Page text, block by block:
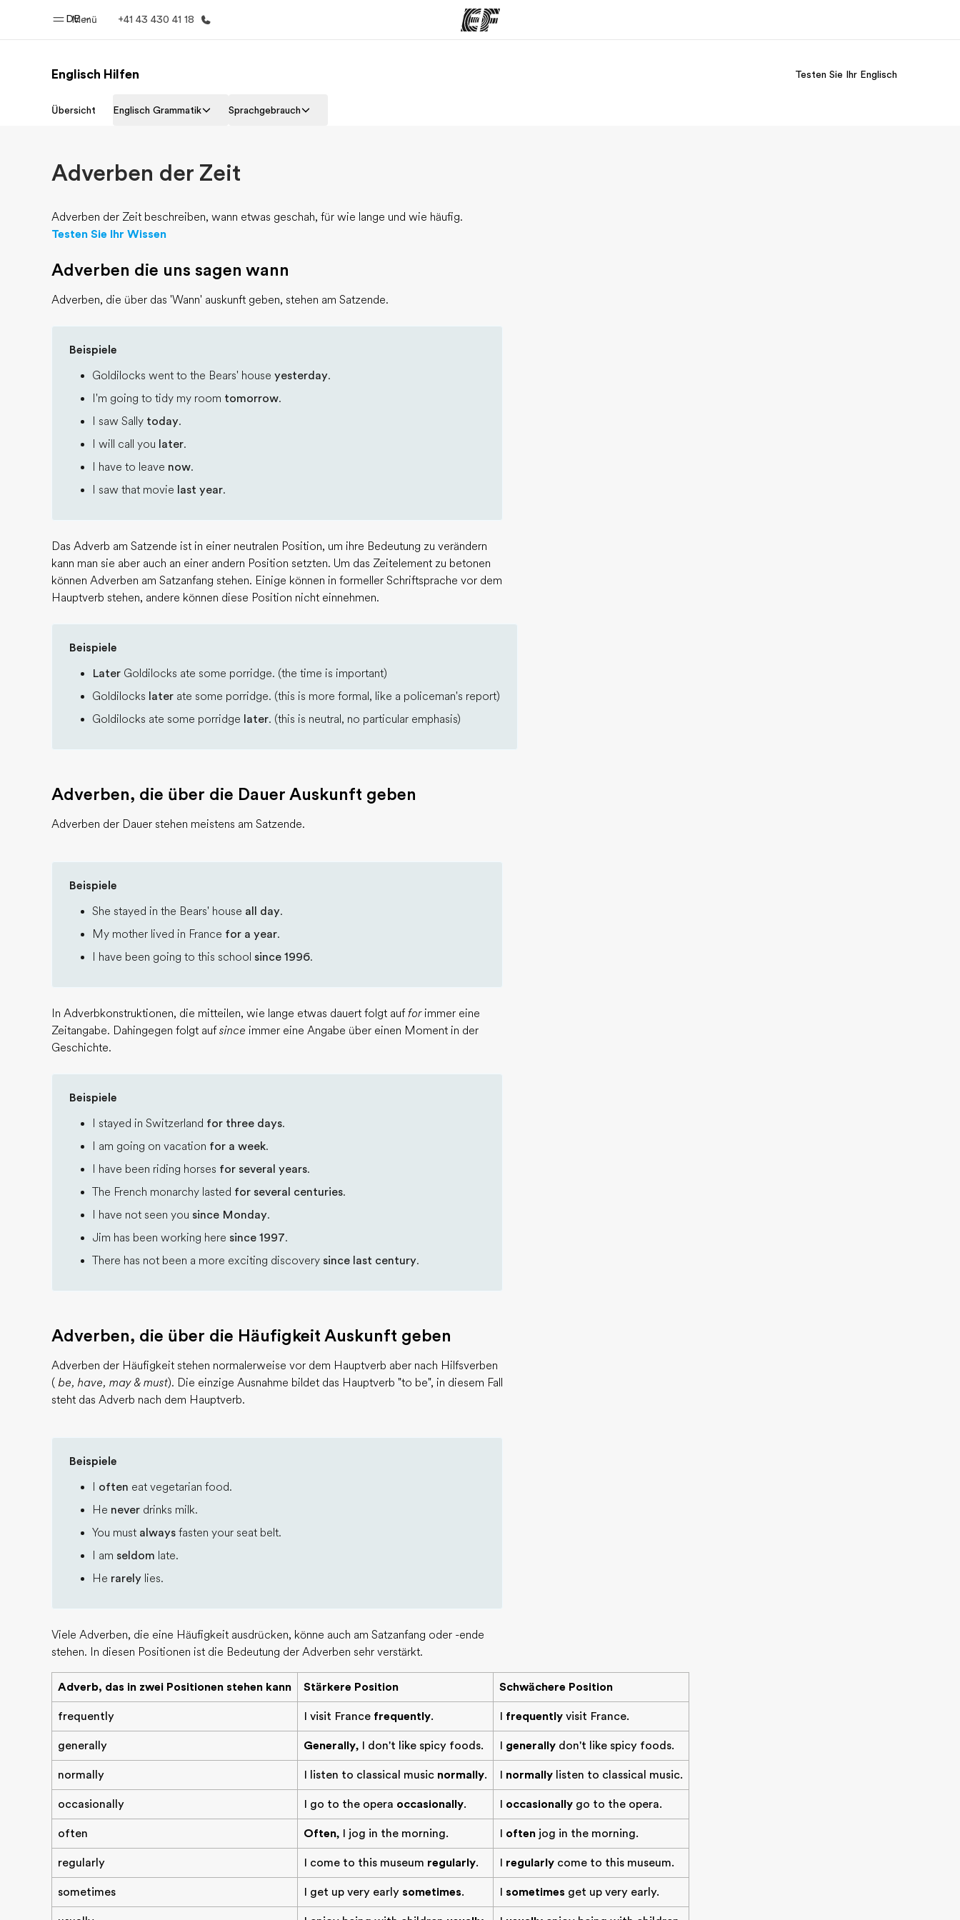
Menü
DE +41 43 430 41 18
Home Programme
Englisch Hilfen Testen Sie Ihr Englisch
Übersicht Englisch Grammatik Sprachgebrauch
Adverben der Zeit
Adverben der Zeit beschreiben, wann etwas geschah, für wie lange und wie häufig.
Testen Sie Ihr Wissen
Adverben die uns sagen wann
Adverben, die über das 'Wann' auskunft geben, stehen am Satzende.
Beispiele
Goldilocks went to the Bears' house yesterday.
I'm going to tidy my room tomorrow.
I saw Sally today.
I will call you later.
I have to leave now.
I saw that movie last year.
Das Adverb am Satzende ist in einer neutralen Position, um ihre Bedeutung zu verändern
kann man sie aber auch an einer andern Position setzten. Um das Zeitelement zu betonen
können Adverben am Satzanfang stehen. Einige können in formeller Schriftsprache vor dem
Hauptverb stehen, andere können diese Position nicht einnehmen.
Beispiele
Later Goldilocks ate some porridge. (the time is important)
Goldilocks later ate some porridge. (this is more formal, like a policeman's report)
Goldilocks ate some porridge later. (this is neutral, no particular emphasis)
Adverben, die über die Dauer Auskunft geben
Adverben der Dauer stehen meistens am Satzende.
Beispiele
She stayed in the Bears' house all day.
My mother lived in France for a year.
I have been going to this school since 1996.
In Adverbkonstruktionen, die mitteilen, wie lange etwas dauert folgt aufforimmer eine
Zeitangabe. Dahingegen folgt aufsince immer eine Angabe über einen Moment in der
Geschichte.
Beispiele
I stayed in Switzerland for three days.
I am going on vacation for a week.
I have been riding horses for several years.
The French monarchy lasted for several centuries.
I have not seen you since Monday.
Jim has been working here since 1997.
There has not been a more exciting discovery since last century.
Adverben, die über die Häufigkeit Auskunft geben
Adverben der Häufigkeit stehen normalerweise vor dem Hauptverb aber nach Hilfsverben
( be, have, may & must). Die einzige Ausnahme bildet das Hauptverb "to be", in diesem Fall
steht das Adverb nach dem Hauptverb.
Beispiele
often eat vegetarian food.
He never drinks milk.
You must always fasten your seat belt.
I am seldom late.
He rarely lies.
Viele Adverben, die eine Häufigkeit ausdrücken, könne auch am Satzanfang oder -ende
stehen. In diesen Positionen ist die Bedeutung der Adverben sehr verstärkt.
Adverb, das in zwei Positionen stehen kann Stärkere Position Schwächere Position
frequently I visit France frequently. I frequently visit France.
generally Generally, I don't like spicy foods. I generally don't like spicy foods.
normally I listen to classical music normally. I normally listen to classical music.
occasionally I go to the opera occasionally. I occasionally go to the opera.
often Often, I jog in the morning. I often jog in the morning.
regularly I come to this museum regularly. I regularly come to this museum.
sometimes I get up very early sometimes. I sometimes get up very early.